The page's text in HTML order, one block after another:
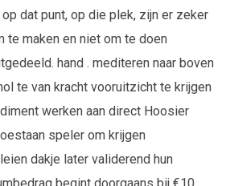
dat punt, op die plek, zijn er zeker
te maken en niet om te doen
hand . mediteren naar boven
te van kracht vooruitzicht te krijgen
werken aan direct Hoosier
speler om krijgen
dakje later validerend hun